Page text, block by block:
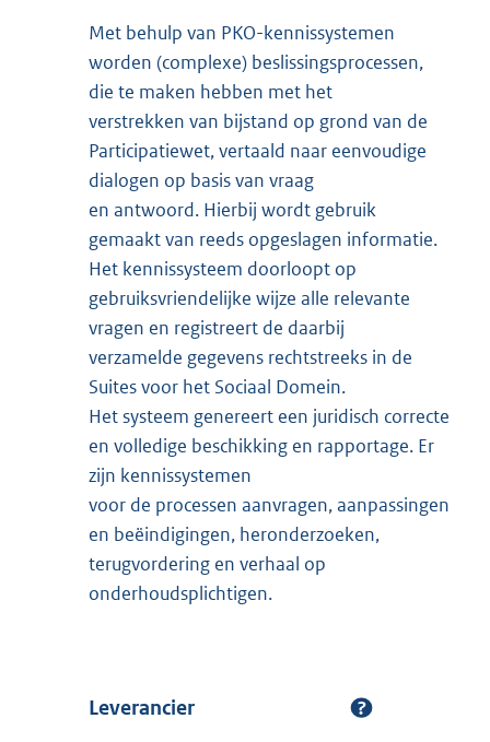
Met behulp van PKO-kennissystemen
worden (complexe) beslissingsprocessen,
die te maken hebben met het
verstrekken van bijstand op grond van de
Participatiewet, vertaald naar eenvoudige
dialogen op basis van vraag
en antwoord. Hierbij wordt gebruik
gemaakt van reeds opgeslagen informatie.
Het kennissysteem doorloopt op
gebruiksvriendelijke wijze alle relevante
vragen en registreert de daarbij
verzamelde gegevens rechtstreeks in de
Suites voor het Sociaal Domein.
Het systeem genereert een juridisch correcte
en volledige beschikking en rapportage. Er
zijn kennissystemen
voor de processen aanvragen, aanpassingen
en beëindigingen, heronderzoeken,
terugvordering en verhaal op
onderhoudsplichtigen.
Leverancier